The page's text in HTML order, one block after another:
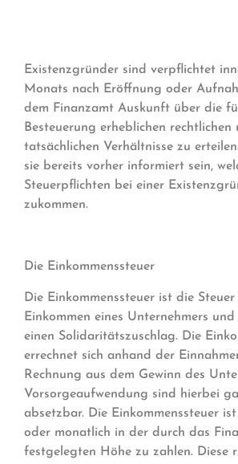
Existenzgründer sind verpflichtet
Monats nach Eröffnung oder
dem Finanzamt Auskunft über die
Besteuerung erheblichen rechtlichen
tatsächlichen Verhältnisse zu
sie bereits vorher informiert sein,
Steuerpflichten bei einer
zukommen.
Die Einkommenssteuer
Die Einkommenssteuer ist die
Einkommen eines Unternehmers
einen Solidaritätszuschlag. Die
errechnet sich anhand der
Rechnung aus dem Gewinn des
Vorsorgeaufwendung sind hierbei
absetzbar. Die Einkommenssteuer
oder monatlich in der durch das
festgelegten Höhe zu zahlen. Diese